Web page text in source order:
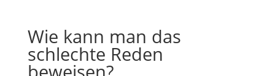
Wie kann man das
schlechte Reden
beweisen?